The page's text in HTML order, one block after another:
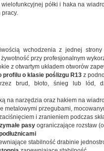
półki i haka na
wchodzenia z jednej strony
przy profesjonalnym
z otwartym układem otworów
profilu o klasie poślizgu R13z
brud, błoto, śnieg lub lód,
na narzędzia oraz hakiem na
metalowymi przegubami,
i zranieniem podczas
pasyograniczające rozstaw
stabilność drabinie